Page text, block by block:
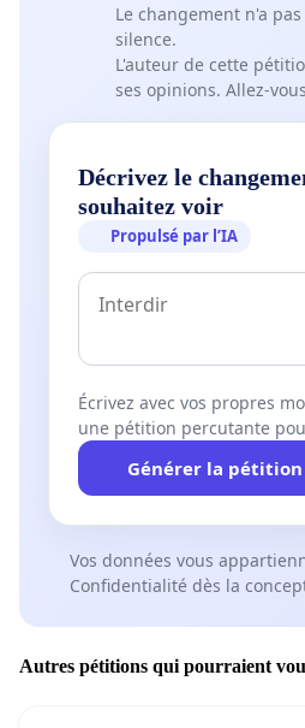
Le changement n'a
silence.
L'auteur de cette
ses opinions. Allez-
Décrivez le
souhaitez voir
Propulsé par l’IA
Écrivez avec vos propres
une pétition percutante
Générer la pétition
Vos données vous
Confidentialité dès la
Autres pétitions qui pourraient